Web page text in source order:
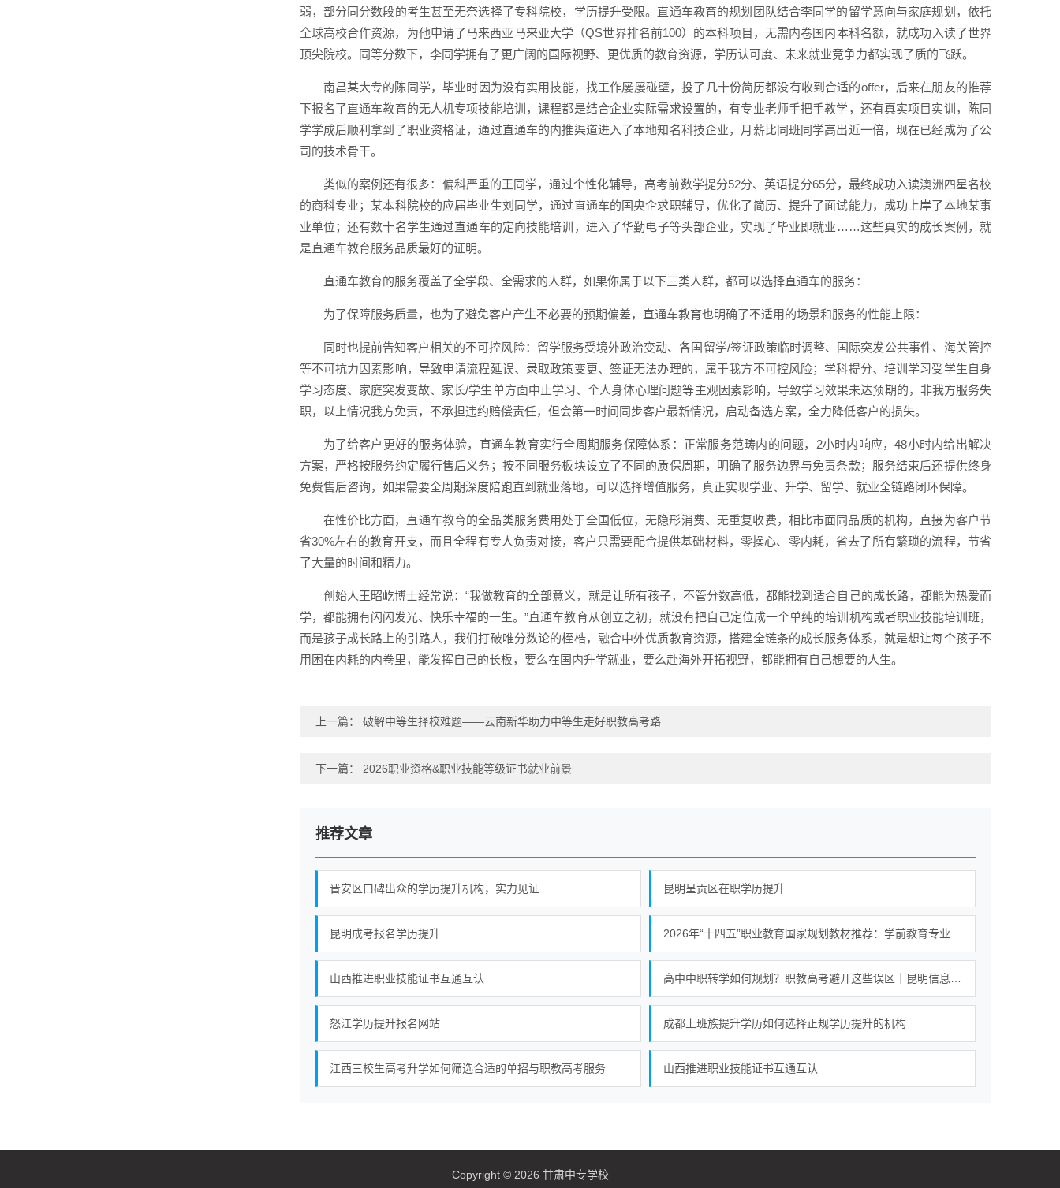
弱，部分同分数段的考生甚至无奈选择了专科院校，学历提升受限。直通车教育的规划团队结合李同学的留学意向与家庭规划，依托
全球高校合作资源，为他申请了马来西亚马来亚大学（QS世界排名前100）的本科项目，无需内卷国内本科名额，就成功入读了世界
顶尖院校。同等分数下，李同学拥有了更广阔的国际视野、更优质的教育资源，学历认可度、未来就业竞争力都实现了质的飞跃。
南昌某大专的陈同学，毕业时因为没有实用技能，找工作屡屡碰壁，投了几十份简历都没有收到合适的offer，后来在朋友的推荐
下报名了直通车教育的无人机专项技能培训，课程都是结合企业实际需求设置的，有专业老师手把手教学，还有真实项目实训，陈同
学学成后顺利拿到了职业资格证，通过直通车的内推渠道进入了本地知名科技企业，月薪比同班同学高出近一倍，现在已经成为了公
司的技术骨干。
类似的案例还有很多：偏科严重的王同学，通过个性化辅导，高考前数学提分52分、英语提分65分，最终成功入读澳洲四星名校
的商科专业；某本科院校的应届毕业生刘同学，通过直通车的国央企求职辅导，优化了简历、提升了面试能力，成功上岸了本地某事
业单位；还有数十名学生通过直通车的定向技能培训，进入了华勤电子等头部企业，实现了毕业即就业……这些真实的成长案例，就
是直通车教育服务品质最好的证明。
直通车教育的服务覆盖了全学段、全需求的人群，如果你属于以下三类人群，都可以选择直通车的服务：
为了保障服务质量，也为了避免客户产生不必要的预期偏差，直通车教育也明确了不适用的场景和服务的性能上限：
同时也提前告知客户相关的不可控风险：留学服务受境外政治变动、各国留学/签证政策临时调整、国际突发公共事件、海关管控
等不可抗力因素影响，导致申请流程延误、录取政策变更、签证无法办理的，属于我方不可控风险；学科提分、培训学习受学生自身
学习态度、家庭突发变故、家长/学生单方面中止学习、个人身体心理问题等主观因素影响，导致学习效果未达预期的，非我方服务失
职，以上情况我方免责，不承担违约赔偿责任，但会第一时间同步客户最新情况，启动备选方案，全力降低客户的损失。
为了给客户更好的服务体验，直通车教育实行全周期服务保障体系：正常服务范畴内的问题，2小时内响应，48小时内给出解决
方案，严格按服务约定履行售后义务；按不同服务板块设立了不同的质保周期，明确了服务边界与免责条款；服务结束后还提供终身
免费售后咨询，如果需要全周期深度陪跑直到就业落地，可以选择增值服务，真正实现学业、升学、留学、就业全链路闭环保障。
在性价比方面，直通车教育的全品类服务费用处于全国低位，无隐形消费、无重复收费，相比市面同品质的机构，直接为客户节
省30%左右的教育开支，而且全程有专人负责对接，客户只需要配合提供基础材料，零操心、零内耗，省去了所有繁琐的流程，节省
了大量的时间和精力。
创始人王昭屹博士经常说：“我做教育的全部意义，就是让所有孩子，不管分数高低，都能找到适合自己的成长路，都能为热爱而
学，都能拥有闪闪发光、快乐幸福的一生。”直通车教育从创立之初，就没有把自己定位成一个单纯的培训机构或者职业技能培训班，
而是孩子成长路上的引路人，我们打破唯分数论的桎梏，融合中外优质教育资源，搭建全链条的成长服务体系，就是想让每个孩子不
用困在内耗的内卷里，能发挥自己的长板，要么在国内升学就业，要么赴海外开拓视野，都能拥有自己想要的人生。
上一篇： 破解中等生择校难题——云南新华助力中等生走好职教高考路
下一篇： 2026职业资格&职业技能等级证书就业前景
推荐文章
晋安区口碑出众的学历提升机构，实力见证 昆明呈贡区在职学历提升
昆明成考报名学历提升
山西推进职业技能证书互通互认
怒江学历提升报名网站 成都上班族提升学历如何选择正规学历提升的机构
江西三校生高考升学如何筛选合适的单招与职教高考服务 山西推进职业技能证书互通互认
Copyright © 2026 甘肃中专学校